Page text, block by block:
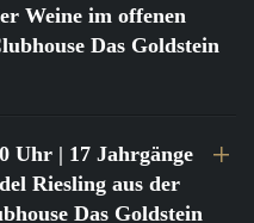
Weine im offenen
Das Goldstein
Uhr | 17 Jahrgänge
Riesling aus der
Das Goldstein